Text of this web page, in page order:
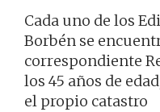
Cada uno de los
Borbén se
correspondiente
los 45 años de
el propio catastro